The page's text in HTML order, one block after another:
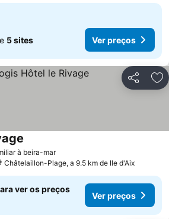
5 sites Ver preços
Partilhar
à beira-marVer preços
Châtelaillon-Plage, a 9.5 km de Ile d'Aix
ver os preços
Ver preços